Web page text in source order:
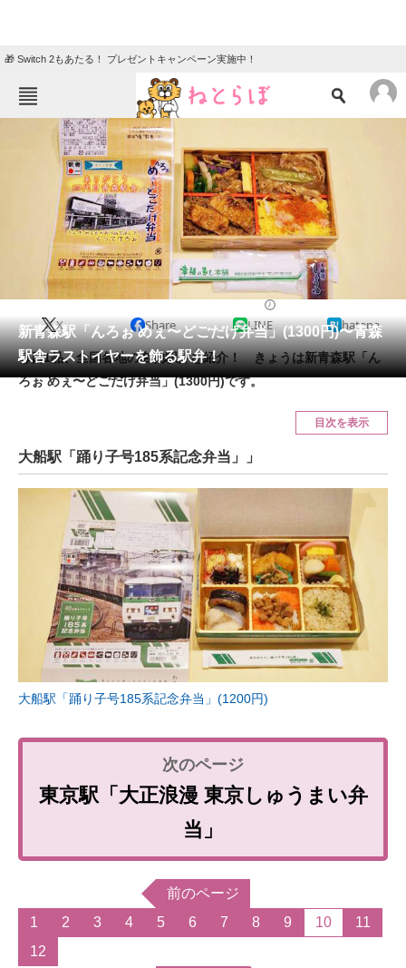
🎁 Switch 2もあたる！ プレゼントキャンペーン実施中！
ねとらぼメニュー
ニュース
クイズ
地域
教育・育児
リサーチ
会員記事
メディア
進化するPCとデバイスの未来
好きが集まる 比べて選べる
ビジネスと働き方のヒント
AI活用のいまが分かる
企業ITのトレンドを詳説
マーケ×ITの今がよく分かる
ITエンジニア向け専門サイト
企業向けIT製品の総合サイト
新青森駅「んろぉ めぇ〜どごだげ弁当」(1300円)〜青森
駅舎ラストイヤーを飾る駅弁！
X Share LINE hatena
毎日1品、全国各地の名物駅弁を紹介！ きょうは新青森駅「ん
ろぉ めぇ〜どごだげ弁当」(1300円)です。
目次を表示
大船駅「踊り子号185系記念弁当」」
大船駅「踊り子号185系記念弁当」(1200円)
東京駅「大正浪漫 東京しゅうまい弁
当」
前のページ
1
2 3 4 5 6 7 8 9 10
11
12